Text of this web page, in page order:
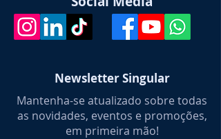
Newsletter Singular
Mantenha-se atualizado sobre todas
as novidades, eventos e promoções,
em primeira mão!